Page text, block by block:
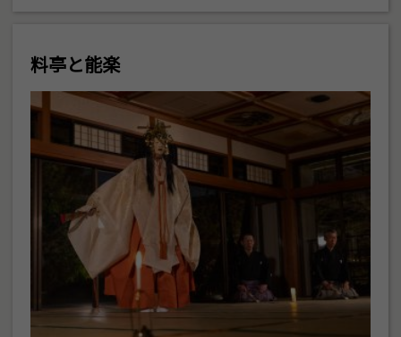
料亭と能楽